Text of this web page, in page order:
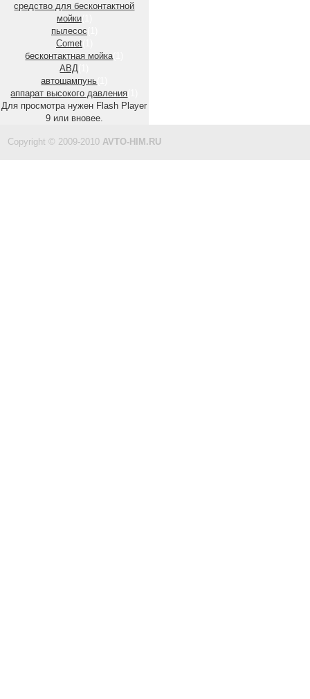
средство для бесконтактной
мойки
пылесос
Comet
бесконтактная мойка(1)
АВД
автошампунь
аппарат высокого давления
Для просмотра нужен Flash Player
9 или вновее.
Copyright © 2009-2010 AVTO-HIM.RU